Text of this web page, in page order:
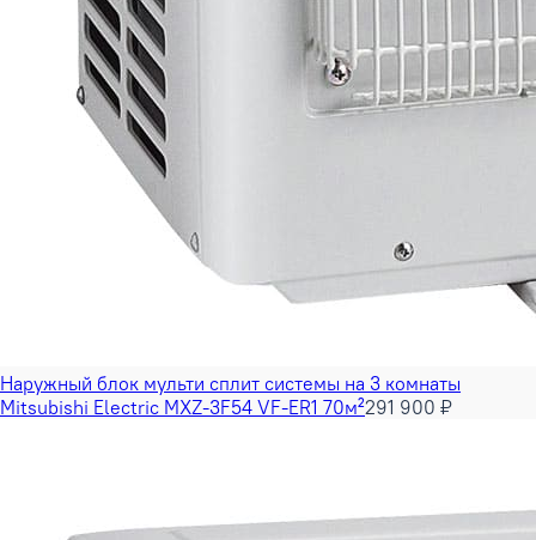
Наружный блок мульти сплит системы на 3 комнаты
Mitsubishi Electric MXZ-3F54 VF-ER1 70м²291 900 ₽